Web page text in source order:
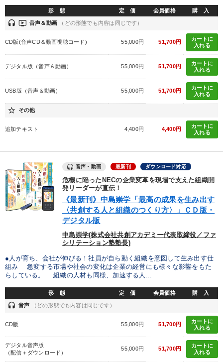
2025年春季全国経営者セミナー収録講演ＣＤ・講演ＤＶＤ・デジ
タル版（音声／動画ストリーミング・ダウンロード）
オーナー社長の「現場力の経営」＋現場の「儲ける力」をさらに
最新刊・戦略参謀ChatGPT実戦法と中小企業のDXと講話ご案内
後継者に聞かせたい 新事業・新商品づくり
パフォーマンス向上
業績を伸ばしたい リーダーの魅力向上
繁盛 地方企業の勝ち方
※「更新」を押すと「カテゴリー」「目的別」「キーワード」を更新いただけます。
更新する
すべての音声・動画（全2076タイトル）からお探しいただけます
形 態 定 価 会員価格 購 入
headset ondemand_video 音声＆動画 （どの形態でも内容は同じです）
CD版(音声CD＆動画視聴コード) 55,000円 51,700円
カートに
入れる
デジタル版（音声＆動画） 55,000円 51,700円
カートに
入れる
USB版（音声＆動画） 55,000円 51,700円
カートに
入れる
star_border その他
追加テキスト 4,400円 4,400円
カートに
入れる
音声・動画 最新刊 ダウンロード対応
危機に陥ったNECの企業変革を現場で支えた組織開
発リーダーが直伝！
《最新刊》中島崇学「最高の成果を生み出す
〈共創する人と組織のつくり方〉」ＣＤ版・
デジタル版
中島崇学(株式会社共創アカデミー代表取締役／ファ
シリテーション塾塾長)
●人が育ち、会社が伸びる！社員が自ら動く組織を意図して生み出す仕
組み 急変する市場や社会の変化は企業の経営にも様々な影響をもた
らしている。 組織の人材も同様、加速する人...
形 態 定 価 会員価格 購 入
headset 音声 （どの形態でも内容は同じです）
CD版 55,000円 51,700円
カートに
入れる
デジタル音声版
（配信＋ダウンロード）
55,000円 51,700円
カートに
入れる